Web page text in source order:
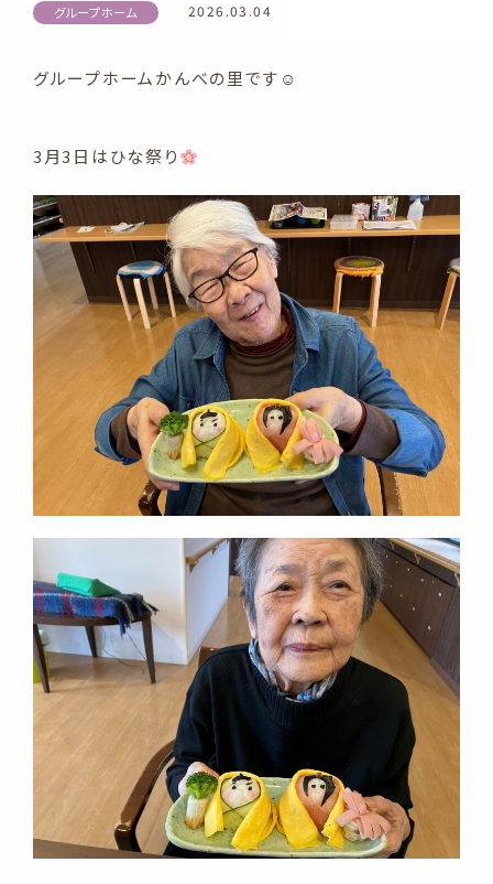
グループホーム 2026.03.04
グループホームかんべの里です☺
3月3日はひな祭り